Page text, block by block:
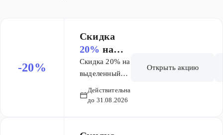
-20%
Скидка
20% на
выделенн
ый
ассортиме
нт
Скидка 20% на
выделенный
Биодермы при
Действительна
до 31.08.2026
Открыть акцию